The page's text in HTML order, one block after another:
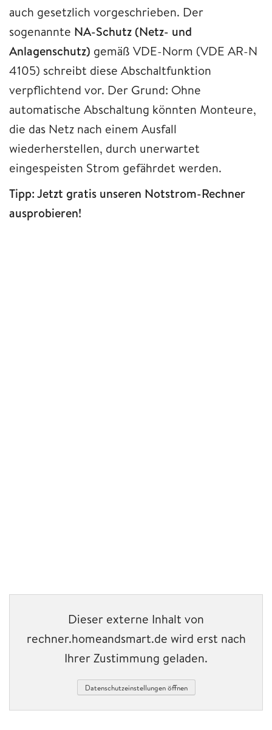
auch gesetzlich vorgeschrieben. Der
sogenannte NA-Schutz (Netz- und
Anlagenschutz) gemäß VDE-Norm (VDE AR-N
4105) schreibt diese Abschaltfunktion
verpflichtend vor. Der Grund: Ohne
automatische Abschaltung könnten Monteure,
die das Netz nach einem Ausfall
wiederherstellen, durch unerwartet
eingespeisten Strom gefährdet werden.
Tipp: Jetzt gratis unseren Notstrom-Rechner
ausprobieren!
Dieser externe Inhalt von
rechner.homeandsmart.de wird erst nach
Ihrer Zustimmung geladen.
Datenschutzeinstellungen öffnen